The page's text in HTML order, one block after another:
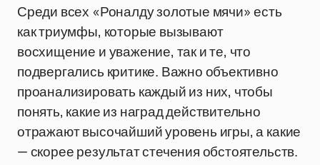
Среди всех «Роналду золотые мячи» есть
как триумфы, которые вызывают
восхищение и уважение, так и те, что
подвергались критике. Важно объективно
проанализировать каждый из них, чтобы
понять, какие из наград действительно
отражают высочайший уровень игры, а какие
— скорее результат стечения обстоятельств.